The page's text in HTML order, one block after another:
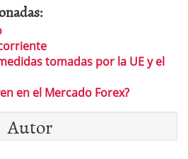
tomadas por la UE y el
en el Mercado Forex?
Autor